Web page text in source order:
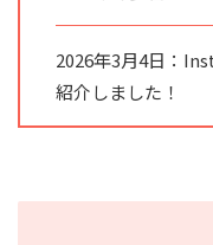
2026年3月4日：
紹介しました！